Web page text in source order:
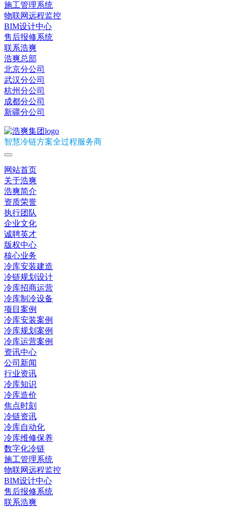
施工管理系统
物联网远程监控
BIM设计中心
售后报修系统
联系浩爽
浩爽总部
北京分公司
武汉分公司
杭州分公司
成都分公司
新疆分公司
智慧冷链方案全过程服务商
网站首页
关于浩爽
浩爽简介
资质荣誉
执行团队
企业文化
诚聘英才
版权中心
核心业务
冷库安装建造
冷链规划设计
冷库招商运营
冷库制冷设备
项目案例
冷库安装案例
冷库规划案例
冷库运营案例
资讯中心
公司新闻
行业资讯
冷库知识
冷库造价
焦点时刻
冷链资讯
冷库自动化
冷库维修保养
数字化冷链
施工管理系统
物联网远程监控
BIM设计中心
售后报修系统
联系浩爽